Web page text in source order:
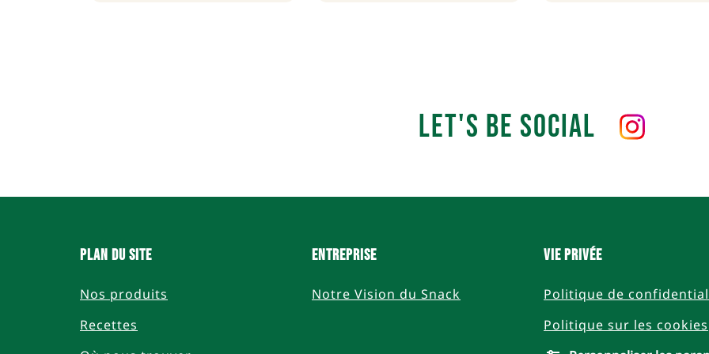
Let's Be Social Follow
us
on
Plan du site
Nos produits
Recettes
Entreprise
Notre Vision du Snack
Vie privée
Politique de
Politique sur les cookies